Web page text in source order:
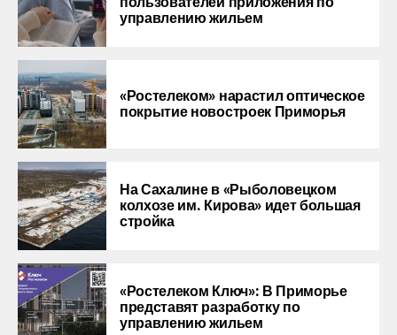
управлению жильем
«Ростелеком» нарастил оптическое
покрытие новостроек Приморья
На Сахалине в «Рыболовецком
колхозе им. Кирова» идет большая
стройка
«Ростелеком Ключ»: В Приморье
представят разработку по
управлению жильем